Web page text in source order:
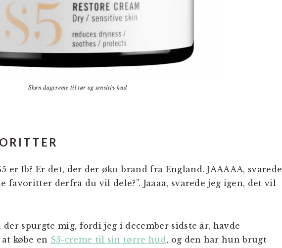
Skøn dagcreme til tør og sensitiv hud
er Ib? Er det, der der øko-brand fra England. JAAAAA, svarede
favoritter derfra du vil dele?”. Jaaaa, svarede jeg igen, det vil
der spurgte mig, fordi jeg i december sidste år, havde
købe en S5-creme til sin tørre hud, og den har hun brugt